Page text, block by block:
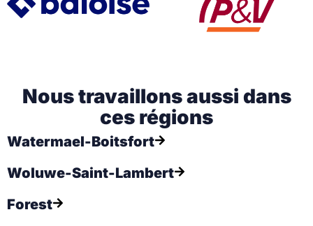
Nous travaillons aussi dans
ces régions​
Watermael-Boitsfort
Woluwe-Saint-Lambert
Forest